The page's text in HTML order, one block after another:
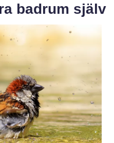
badrum själv